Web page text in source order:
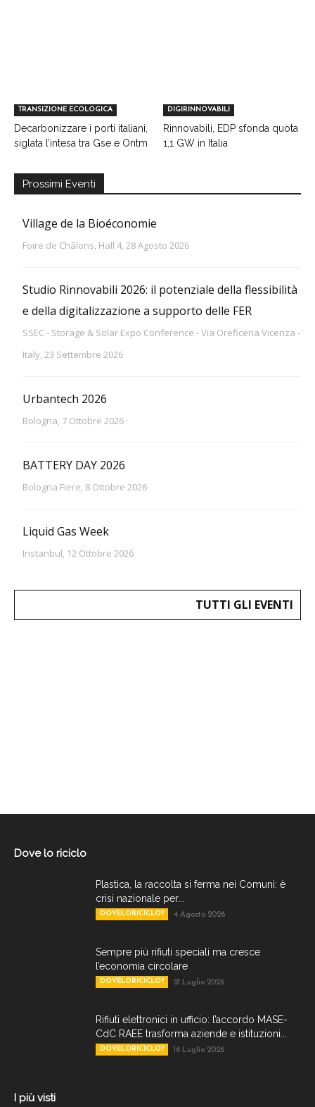
TRANSIZIONE ECOLOGICA
Decarbonizzare i porti italiani,
siglata l’intesa tra Gse e Ontm
DIGIRINNOVABILI
Rinnovabili, EDP sfonda quota
1,1 GW in Italia
Prossimi Eventi
Village de la Bioéconomie
Foire de Châlons, Hall 4, 28 Agosto 2026
Studio Rinnovabili 2026: il potenziale della flessibilità
e della digitalizzazione a supporto delle FER
SSEC - Storage & Solar Expo Conference - Via Oreficeria Vicenza -
Italy, 23 Settembre 2026
Urbantech 2026
Bologna, 7 Ottobre 2026
BATTERY DAY 2026
Bologna Fiere, 8 Ottobre 2026
Liquid Gas Week
Instanbul, 12 Ottobre 2026
TUTTI GLI EVENTI
Dove lo riciclo
Plastica, la raccolta si ferma nei Comuni: è
crisi nazionale per...
DOVELORICICLO? 4 Agosto 2026
Sempre più rifiuti speciali ma cresce
l’economia circolare
DOVELORICICLO? 21 Luglio 2026
Rifiuti elettronici in ufficio: l’accordo MASE-
CdC RAEE trasforma aziende e istituzioni...
DOVELORICICLO? 16 Luglio 2026
I più visti